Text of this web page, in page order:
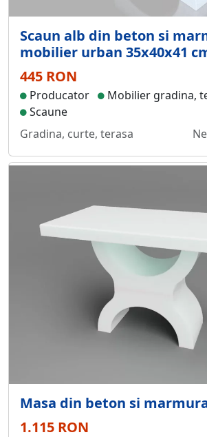
Scaun alb din beton si
mobilier urban 35x40x41
445 RON
Producator
Mobilier gradina,
Scaune
Gradina, curte, terasa
Masa din beton si
1.115 RON